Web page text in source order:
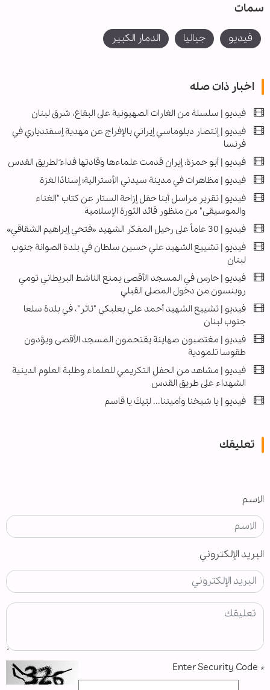
سمات
فيديو جباليا الدمار الكبير
اخبار ذات صله
فیديو | سلسلة من الغارات الصهيونية على البقاع، شرق لبنان
فیديو | إنتصار دبلوماسي إيراني بالإفراج عن مهدية إسفندياري في
فرنسا
فيديو | أبو حمزة: إيران قدمت علماءها وقادتها فداءً لطريق القدس
فيديو | مظاهرات في مدينة سيدني الأسترالية؛ إسنادًا لغزة
فيديو | تقرير مراسل أبنا حفل إزاحة الستار عن كتاب "الغناء
والموسيقى" من منظور قائد الثورة الإسلامية
فيديو | 30 عاماً على رحيل المفكر الشهيد «فتحي إبراهيم الشقاقي»
فيديو | تشييع الشهيد علي حسين سلطان في بلدة الصوانة جنوب
لبنان
فيديو | حارس في المسجد الأقصى يمنع الناشط البريطاني تومي
روبنسون من دخول المصلى القبلي
فيديو | تشييع الشهيد أحمد علي بعلبكي "ثائر"، في بلدة سلعا
جنوب لبنان
فیديو | مغتصبون صهاينة يقتحمون المسجد الأقصى ويؤدون
طقوسا تلمودية
فيديو | مشاهد من الحفل التكريمي للعلماء وطلبة العلوم الدينية
الشهداء على طريق القدس
فيديو | يا شيخنا وأميننا... لبّيكَ يا قاسم
تعليقك
الاسم
البريد الإلكتروني
*